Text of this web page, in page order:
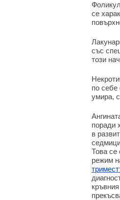
се
със
този
по себе
умира,
поради
в
Това се
режим